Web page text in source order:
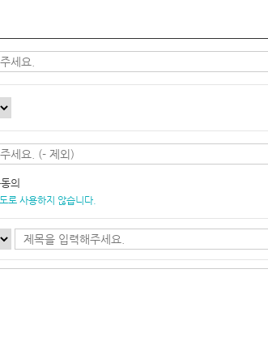
의
로 사용하지 않습니다.